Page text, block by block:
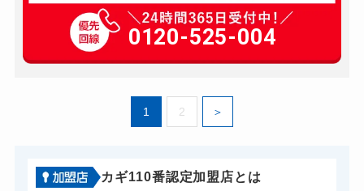
玄関カギ開け 別途お見積り
玄関カギ修理 別途お見積り
バイクカギ開け
0120-525-004
1 2
カギ110番認定加盟店とは